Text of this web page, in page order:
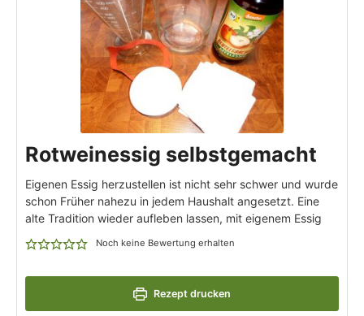
Rotweinessig selbstgemacht
Eigenen Essig herzustellen ist nicht sehr schwer und wurde
schon Früher nahezu in jedem Haushalt angesetzt. Eine
alte Tradition wieder aufleben lassen, mit eigenem Essig
Noch keine Bewertung erhalten
Rezept drucken